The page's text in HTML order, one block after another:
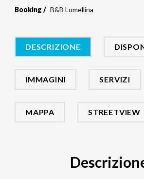
Booking B&B Lomellina
DESCRIZIONE
IMMAGINI SERVIZI
MAPPA STREETVIEW